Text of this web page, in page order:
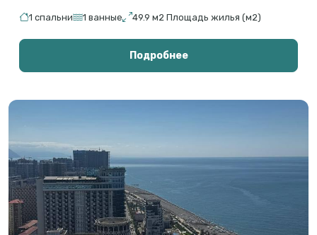
1 спальни 1 ванные 49.9 м2 Площадь жилья (м2)
Подробнее